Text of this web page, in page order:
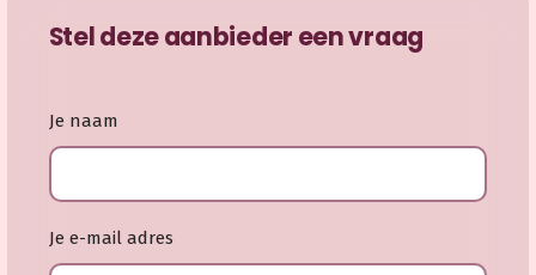
Stel deze aanbieder een vraag
Je naam
Je e-mail adres